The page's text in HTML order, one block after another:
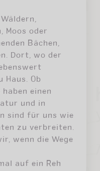
Moos oder
Bächen,
Dort, wo der
Haus. Ob
einen
und in
sind für uns wie
zu verbreiten.
wenn die Wege
auf ein Reh